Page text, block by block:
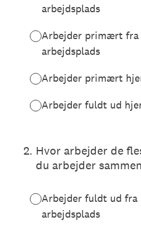
arbejdsplads
Arbejder primært
arbejdsplads
Arbejder primært
Arbejder fuldt ud
2. Hvor arbejder de
du arbejder
Arbejder fuldt ud
arbejdsplads